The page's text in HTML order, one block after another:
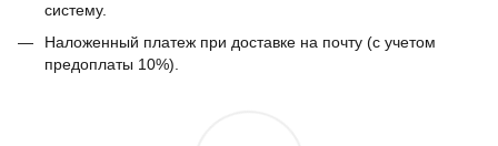
систему.
Наложенный платеж при доставке на почту (с учетом
предоплаты 10%).